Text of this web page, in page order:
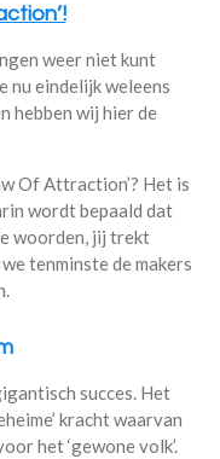
weer niet kunt
nu eindelijk weleens
hebben wij hier de
Of Attraction’? Het is
wordt bepaald dat
woorden, jij trekt
tenminste de makers
succes. Het
kracht waarvan
het ‘gewone volk’.